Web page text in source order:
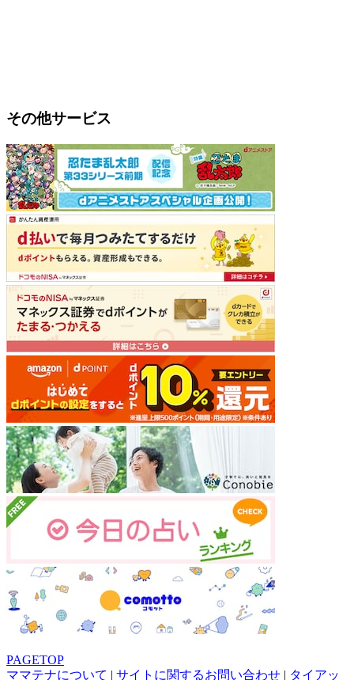
その他サービス
PAGETOP
ママテナについて | サイトに関するお問い合わせ | タイアッ